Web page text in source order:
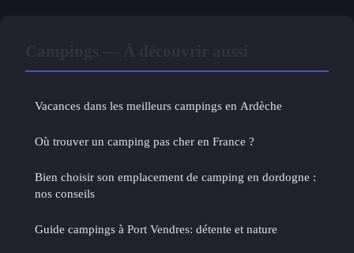
Vacances dans les meilleurs campings en Ardèche
Où trouver un camping pas cher en France ?
Bien choisir son emplacement de camping en dordogne :
nos conseils
Guide campings à Port Vendres: détente et nature